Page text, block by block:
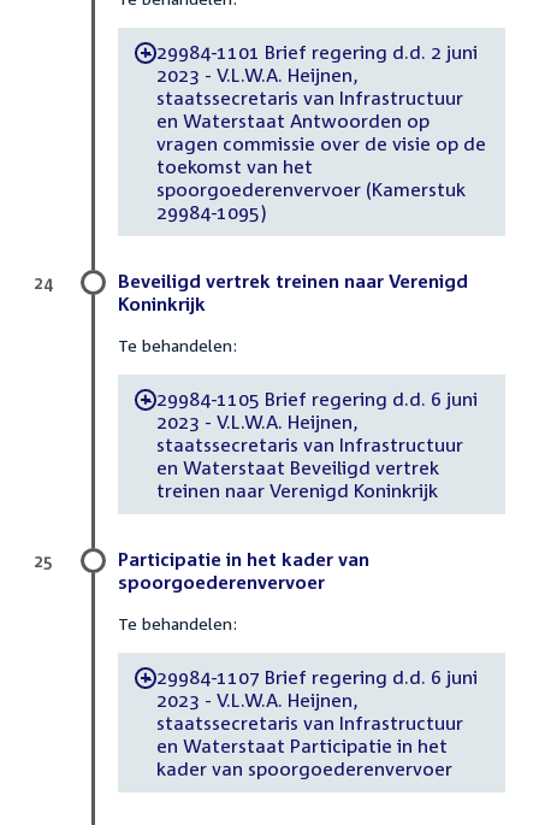
-29984-1101 Brief regering d.d. 2 juni
2023 - V.L.W.A. Heijnen,
staatssecretaris van Infrastructuur
en Waterstaat Antwoorden op
vragen commissie over de visie op de
toekomst van het
spoorgoederenvervoer (Kamerstuk
29984-1095)
Beveiligd vertrek treinen naar Verenigd
Koninkrijk
Te behandelen:
-29984-1105 Brief regering d.d. 6 juni
2023 - V.L.W.A. Heijnen,
staatssecretaris van Infrastructuur
en Waterstaat Beveiligd vertrek
treinen naar Verenigd Koninkrijk
24
Participatie in het kader van
spoorgoederenvervoer
Te behandelen:
-29984-1107 Brief regering d.d. 6 juni
2023 - V.L.W.A. Heijnen,
staatssecretaris van Infrastructuur
en Waterstaat Participatie in het
kader van spoorgoederenvervoer
25